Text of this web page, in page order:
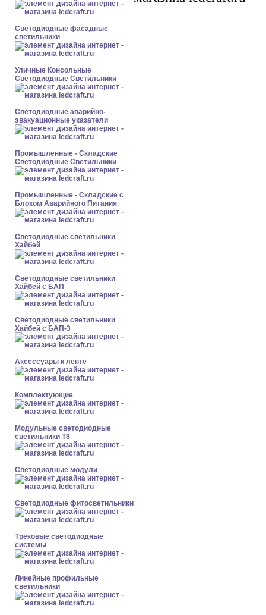
Светодиодные фасадные
светильники
Уличные Консольные
Светодиодные Светильники
Светодиодные аварийно-
эвакуационные указатели
Промышленные - Складские
Светодиодные Светильники
Промышленные - Складские с
Блоком Аварийного Питания
Светодиодные светильники
Хайбей
Светодиодные светильники
Хайбей с БАП
Светодиодные светильники
Хайбей с БАП-3
Аксессуары к ленте
Комплектующие
Модульные светодиодные
светильники Т8
Светодиодные модули
Светодиодные фитосветильники
Трековые светодиодные
системы
Линейные профильные
светильники